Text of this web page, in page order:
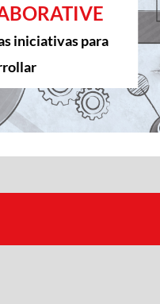
iniciativas para